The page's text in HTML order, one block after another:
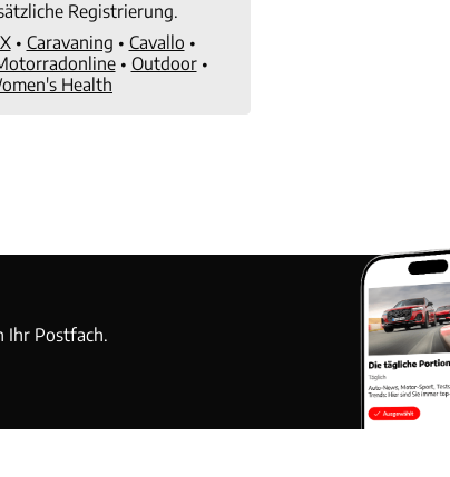
Registrierung.
• Caravaning • Cavallo •
• Outdoor•
Health
Postfach.